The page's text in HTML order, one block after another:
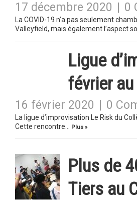
17 décembre 2020 0
La COVID-19 n’a pas seulement
Valleyfield, mais également l’aspect
Ligue
février
16 février 2020 0
La ligue d’improvisation Le Risk du
Cette rencontre…
Plus »
Plus de
Tiers au